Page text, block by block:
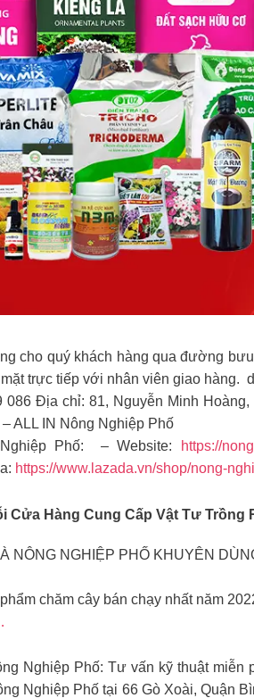
cho quý khách hàng qua đường
trực tiếp với nhân viên giao
086 Địa chỉ: 81, Nguyễn Minh
ALL IN Nông Nghiệp Phố
Phố: – Website:
https://
https://www.lazada.vn/shop/nong-
Cửa Hàng Cung Cấp Vật Tư
NÔNG NGHIỆP PHỐ KHUYÊN
chăm cây bán chạy nhất năm
Nghiệp Phố: Tư vấn kỹ thuật
Nghiệp Phố tại 66 Gò Xoài, Quận